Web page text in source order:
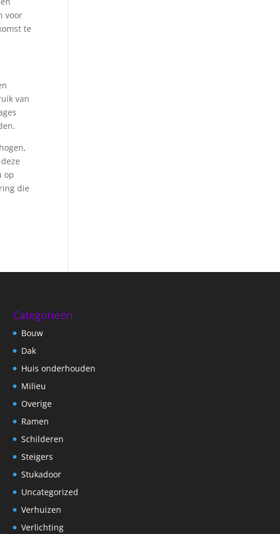
voor
te
van
op
die
Categorieën
Bouw
Dak
Huis onderhouden
Milieu
Overige
Ramen
Schilderen
Steigers
Stukadoor
Uncategorized
Verhuizen
Verlichting